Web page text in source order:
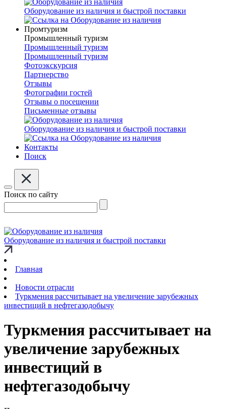
Оборудование из наличия и быстрой поставки
Промтуризм
Промышленный туризм
Промышленный туризм
Промышленный туризм
Фотоэкскурсия
Партнерство
Отзывы
Фотографии гостей
Отзывы о посещении
Письменные отзывы
Оборудование из наличия и быстрой поставки
Контакты
Поиск
Поиск по сайту
Оборудование из наличия и быстрой поставки
Главная
Новости отрасли
Туркмения рассчитывает на увеличение зарубежных
инвестиций в нефтегазодобычу
Туркмения рассчитывает на
увеличение зарубежных
инвестиций в
нефтегазодобычу